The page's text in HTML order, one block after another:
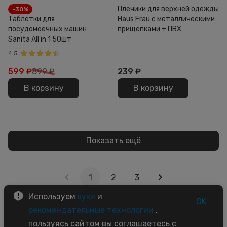
-30%
Таблетки для
посудомоечных машин
Sanita All in 1 50шт
4.5
599 ₽899 ₽
В корзину
Плечики для верхней одежды
Haus Frau с металлическими
прищепками + ПВХ
239 ₽
В корзину
Показать ещё
1 2
3
Используем куки и
рекомендательные технологии ,
пользуясь сайтом вы соглашаетесь с
OK